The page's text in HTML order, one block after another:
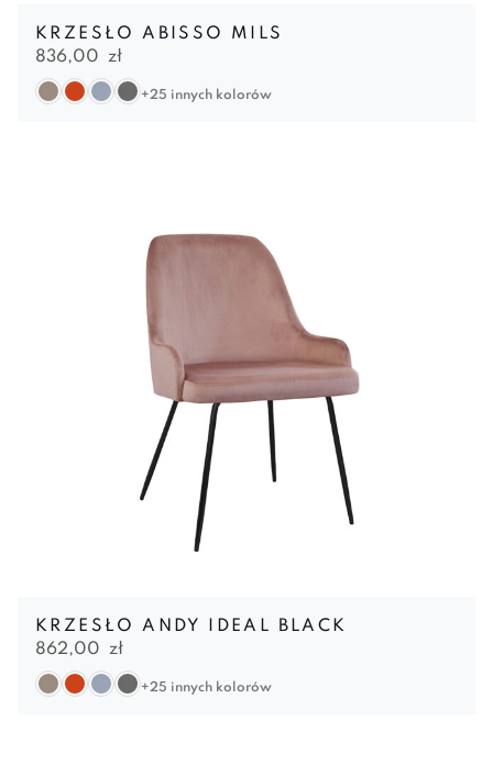
KRZESŁO ABISSO MILS
836,00 zł
+25 innych kolorów
KRZESŁO ANDY IDEAL BLACK
862,00 zł
+25 innych kolorów